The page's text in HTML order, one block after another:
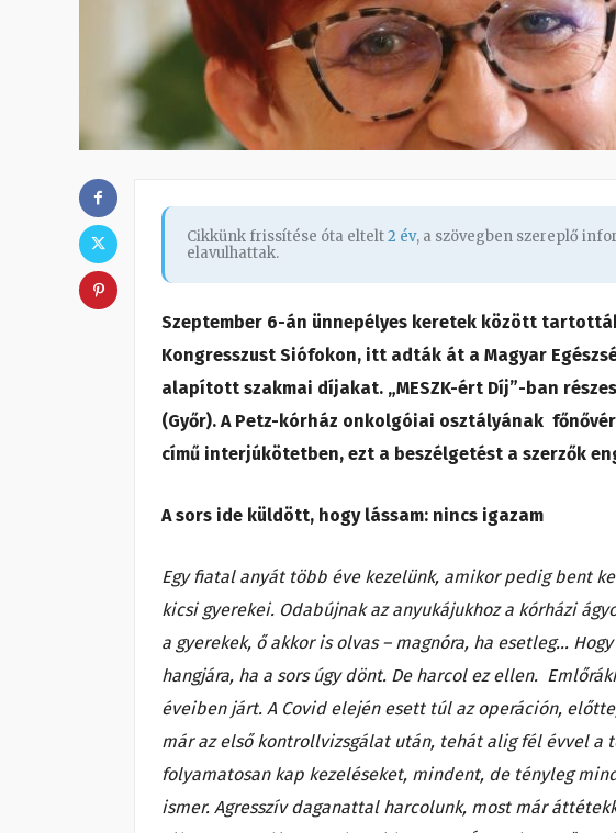
Cikkünk frissítése óta eltelt2 év, a szövegben szereplő
elavulhattak.
Szeptember 6-án ünnepélyes keretek között
Kongresszust Siófokon, itt adták át a Magyar
alapított szakmai díjakat. „MESZK-ért Díj”-ban
(Győr). A Petz-kórház onkolgóiai osztályának
című interjúkötetben, ezt a beszélgetést a szerzők
A sors ide küldött, hogy lássam: nincs igazam
Egy fiatal anyát több éve kezelünk, amikor pedig bent
kicsi gyerekei. Odabújnak az anyukájukhoz a kórházi
a gyerekek, ő akkor is olvas – magnóra, ha esetleg…
hangjára, ha a sors úgy dönt. De harcol ez ellen.
éveiben járt. A Covid elején esett túl az operáción,
már az első kontrollvizsgálat után, tehát alig fél évvel
folyamatosan kap kezeléseket, mindent, de tényleg
ismer. Agresszív daganattal harcolunk, most már